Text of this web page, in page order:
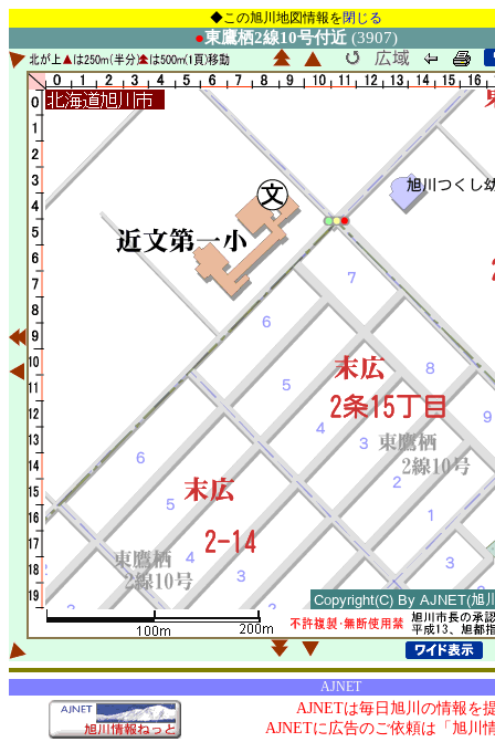
◆この旭川地図情報を閉じる
●東鷹栖2線10号付近 (3907)
AJNET
AJNETは毎日旭川の情報を
AJNETに広告のご依頼は「旭川